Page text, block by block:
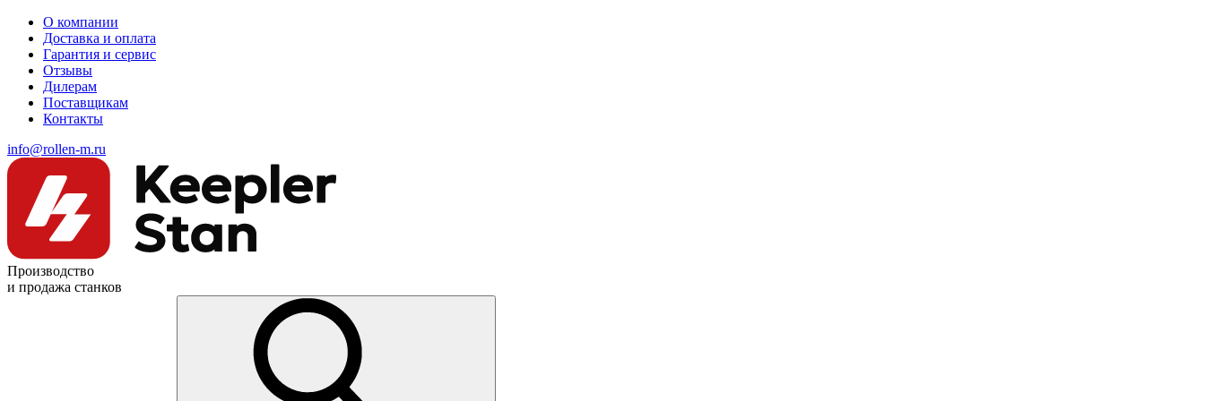
О компании
Доставка и оплата
Гарантия и сервис
Отзывы
Дилерам
Поставщикам
Контакты
info@rollen-m.ru
Производство
и продажа станков